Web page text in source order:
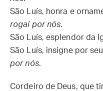
São Luís, honra e
rogai por nós.
São Luís, esplendor da
São Luís, insigne por
por nós.
Cordeiro de Deus, que